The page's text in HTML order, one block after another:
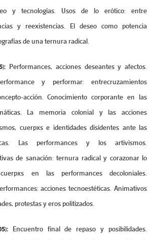
y tecnologías. Usos de lo erótico: entre
y reexistencias. El deseo como potencia
de una ternura radical.
Performances, acciones deseantes y afectos.
y performar: entrecruzamientos
acción. Conocimiento corporante en las
La memoria colonial y las acciones
cuerpxs e identidades disidentes ante las
Las performances y los artivismos.
de sanación: ternura radical y corazonar lo
en las performances decoloniales.
acciones tecnoestéticas. Animativos
protestas y eros politizados.
Encuentro final de repaso y posibilidades.